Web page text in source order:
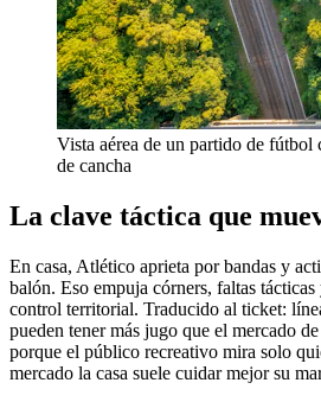
Vista aérea de un partido de fútbol
de cancha
La clave táctica que
En casa, Atlético aprieta por bandas y
balón. Eso empuja córners, faltas tácticas
control territorial. Traducido al ticket:
pueden tener más jugo que el mercado
porque el público recreativo mira solo
mercado la casa suele cuidar mejor su